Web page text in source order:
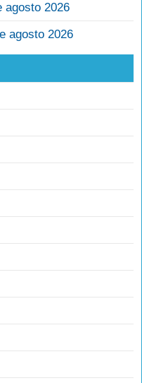
agosto 2026
agosto 2026